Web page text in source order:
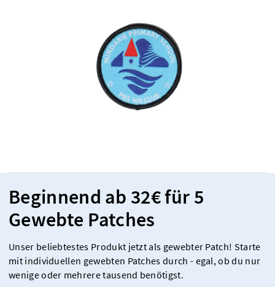
Beginnend ab 32€ für 5
Gewebte Patches
Unser beliebtestes Produkt jetzt als gewebter Patch! Starte
mit individuellen gewebten Patches durch - egal, ob du nur
wenige oder mehrere tausend benötigst.